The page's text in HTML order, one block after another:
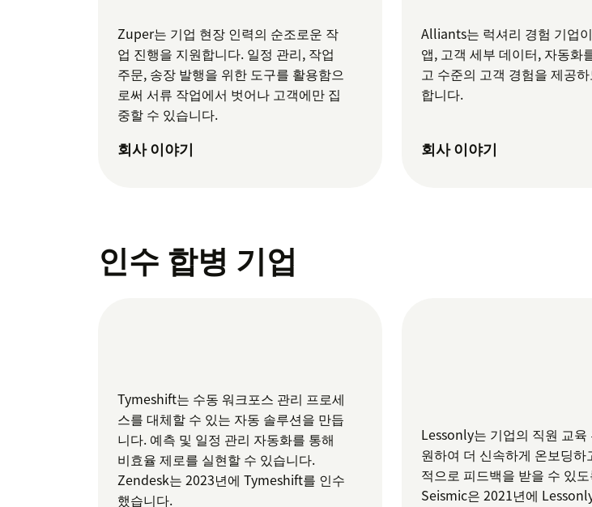
Zuper는 기업 현장 인력의 순조로운 작
업 진행을 지원합니다. 일정 관리, 작업
주문, 송장 발행을 위한 도구를 활용함으
로써 서류 작업에서 벗어나 고객에만 집
중할 수 있습니다.
회사 이야기
Alliants는 럭셔리 경험 기업
앱, 고객 세부 데이터, 자동화
고 수준의 고객 경험을 제공
합니다.
회사 이야기
인수 합병 기업
Tymeshift는 수동 워크포스 관리 프로세
스를 대체할 수 있는 자동 솔루션을 만듭
니다. 예측 및 일정 관리 자동화를 통해
비효율 제로를 실현할 수 있습니다.
Zendesk는 2023년에 Tymeshift를 인수
했습니다.
Lessonly는 기업의 직원 교육
원하여 더 신속하게 온보딩하
적으로 피드백을 받을 수 있
Seismic은 2021년에